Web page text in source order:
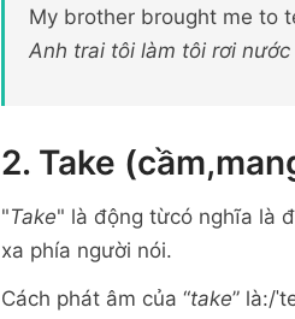
My brother brought me to
Anh trai tôi làm tôi rơi
2. Take
"Take" là động từcó nghĩa là
xa phía người nói.
Cách phát âm của “take” là:/